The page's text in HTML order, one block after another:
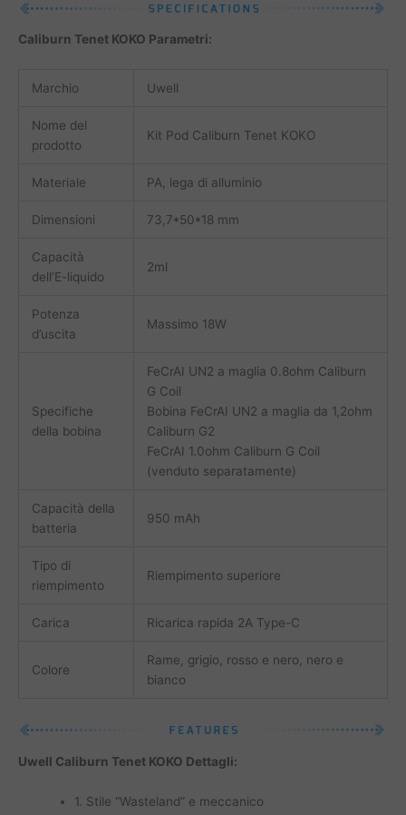
Caliburn Tenet KOKO Parametri:
Marchio Uwell
Nome del
prodotto
Kit Pod Caliburn Tenet KOKO
Materiale PA, lega di alluminio
Dimensioni 73,7*50*18 mm
Capacità
dell’E-liquido
2ml
Potenza
d’uscita
Massimo 18W
Specifiche
della bobina
FeCrAI UN2 a maglia 0.8ohm Caliburn
G Coil
Bobina FeCrAI UN2 a maglia da 1,2ohm
Caliburn G2
FeCrAI 1.0ohm Caliburn G Coil
(venduto separatamente)
Capacità della
batteria
950 mAh
Tipo di
riempimento
Riempimento superiore
Carica Ricarica rapida 2A Type-C
Colore
Rame, grigio, rosso e nero, nero e
bianco
Uwell Caliburn Tenet KOKO Dettagli:
1. Stile “Wasteland” e meccanico